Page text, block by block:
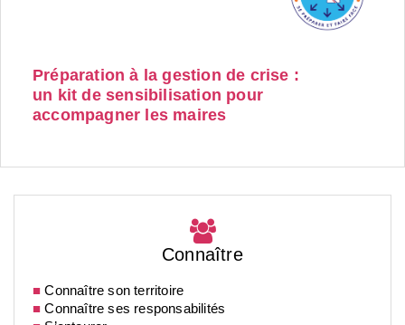
Préparation à la gestion de crise :
un kit de sensibilisation pour
accompagner les maires
Connaître
■ Connaître son territoire
■ Connaître ses responsabilités